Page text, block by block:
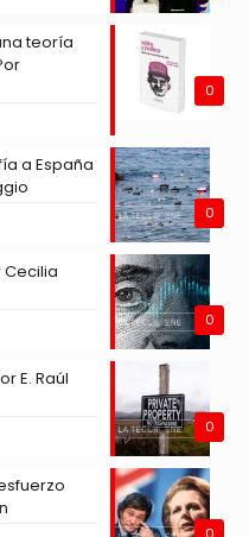
0
teoría
0
a España
0
0
E. Raúl